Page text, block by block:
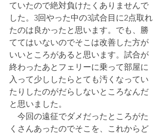
ていたので絶対負けたくありませんで
した。3回やった中の3試合目に2点取れ
たのは良かったと思います。でも、勝
ててはいないのでそこは改善した方が
いいところがあると思います。試合が
終わったあとフェリーに乗って部屋に
入って少ししたらとても汚くなってい
たりしたのがだらしないところなんだ
と思いました。
今回の遠征でダメだったところがた
くさんあったのでそこを、これからど